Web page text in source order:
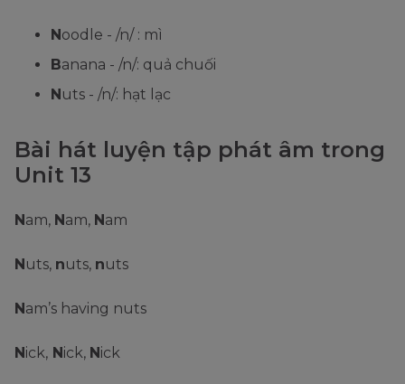
Noodle - /n/ : mì
Banana - /n/: quả chuối
Nuts - /n/: hạt lạc
Bài hát luyện tập phát âm trong
Unit 13
Nam, Nam, Nam
Nuts, nuts, nuts
Nam’s having nuts
Nick, Nick, Nick